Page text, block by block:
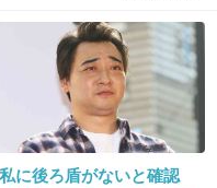
。
。
物だよね。
私に後ろ盾がないと確認